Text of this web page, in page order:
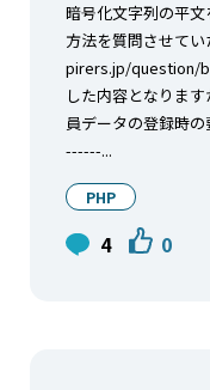
暗号化文字列の平
方法を質問させて
pirers.jp/question/
した内容となりま
員データの登録時
------...
PHP
4 0